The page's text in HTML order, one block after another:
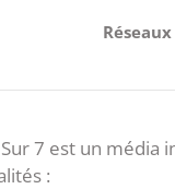
7 est un média
: